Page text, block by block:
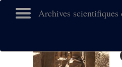
Archives